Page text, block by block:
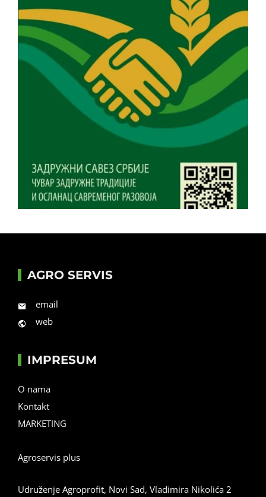
AGRO SERVIS
email
web
IMPRESUM
O nama
Kontakt
MARKETING
Agroservis plus
Udruženje Agroprofit, Novi Sad, Vladimira Nikolića 2